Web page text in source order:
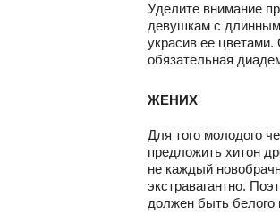
Уделите внимание
девушкам с
украсив ее цветами.
обязательная
ЖЕНИХ
Для того молодого
предложить хитон
не каждый
экстравагантно.
должен быть белого